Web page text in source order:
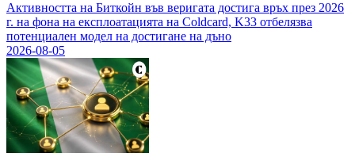
Активността на Биткойн във веригата достига връх през 2026
г. на фона на експлоатацията на Coldcard, K33 отбелязва
потенциален модел на достигане на дъно
2026-08-05